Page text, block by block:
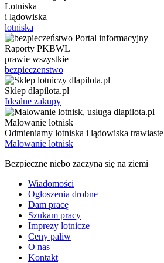
Lotniska
i lądowiska
lotniska
Raporty PKBWL
prawie wszystkie
bezpieczenstwo
Sklep dlapilota.pl
Idealne zakupy
Malowanie lotnisk
Odmieniamy lotniska i lądowiska trawiaste
Malowanie lotnisk
Bezpieczne niebo zaczyna się na ziemi
Wiadomości
Ogłoszenia drobne
Dam pracę
Szukam pracy
Imprezy lotnicze
Ceny paliw
O nas
Kontakt